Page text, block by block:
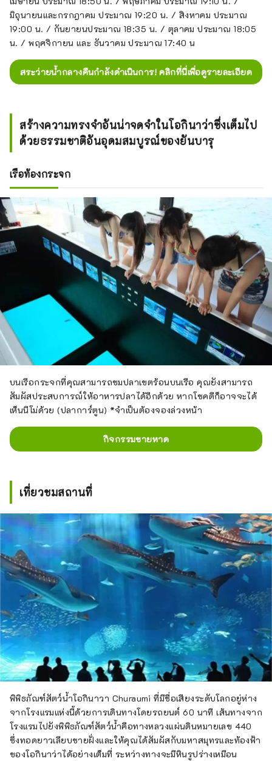
มิถุนายนและกรกฎาคม ประมาณ 19:20 น. / สิงหาคม ประมาณ
19:00 น. / กันยายนประมาณ 18:35 น. / ตุลาคม ประมาณ 18:05
น. / พฤศจิกายน และ ธันวาคม ประมาณ 17:40 น
สระว่ายน้ำกลางคืนกำลังดำเนินการ! คลิกที่นี่เพื่อดูรายละเอียด
สร้างความทรงจำอันน่าจดจำในโอกินาว่าซึ่งเต็มไป
ด้วยธรรมชาติอันอุดมสมบูรณ์ของยันบารุ
เรือท้องกระจก
บนเรือกระจกที่คุณสามารถชมปลาเขตร้อนบนเรือ คุณยังสามารถ
สัมผัสประสบการณ์ให้อาหารปลาได้อีกด้วย หากโชคดีก็อาจจะได้
เห็นนีโม่ด้วย (ปลาการ์ตูน) *จำเป็นต้องจองล่วงหน้า
กิจกรรมชายหาด
เที่ยวชมสถานที่
พิพิธภัณฑ์สัตว์น้ำโอกินาวา Churaumi ที่มีชื่อเสียงระดับโลกอยู่ห่าง
จากโรงแรมแห่งนี้ด้วยการเดินทางโดยรถยนต์ 60 นาที เส้นทางจาก
โรงแรมไปยังพิพิธภัณฑ์สัตว์น้ำคือทางหลวงแผ่นดินหมายเลข 440
ซึ่งทอดยาวเลียบชายฝั่งและให้คุณได้สัมผัสกับมหาสมุทรและท้องฟ้า
ของโอกินาว่าได้อย่างเต็มที่ ระหว่างทางจะมีหินรูปร่างเหมือน